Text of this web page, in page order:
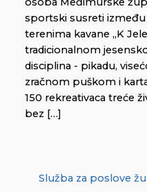
sportski susreti
terenima kavane „K
tradicionalnom
disciplina - pikadu,
zračnom puškom i
150 rekreativaca treće
bez […]
Služba za poslove